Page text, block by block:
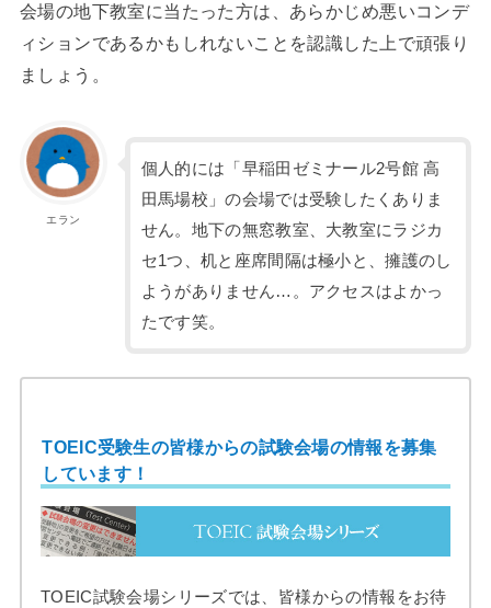
会場の地下教室に当たった方は、あらかじめ悪いコンデ
ィションであるかもしれないことを認識した上で頑張り
ましょう。
エラン
個人的には「早稲田ゼミナール2号館 高
田馬場校」の会場では受験したくありま
せん。地下の無窓教室、大教室にラジカ
セ1つ、机と座席間隔は極小と、擁護のし
ようがありません…。アクセスはよかっ
たです笑。
TOEIC受験生の皆様からの試験会場の情報を募集
しています！
TOEIC試験会場シリーズでは、皆様からの情報をお待